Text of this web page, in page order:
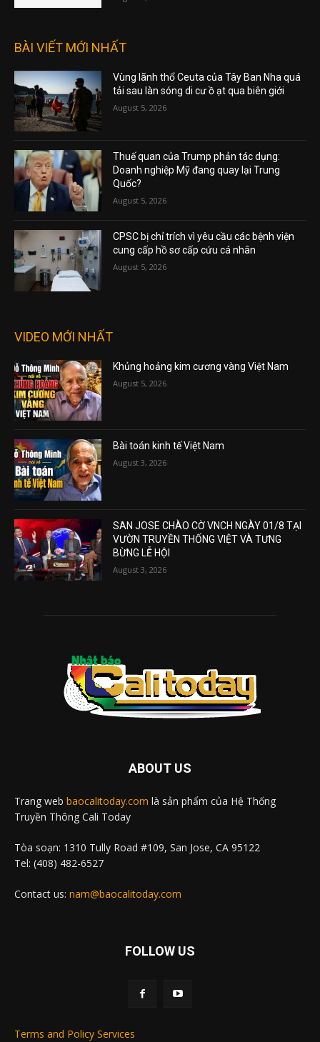
BÀI VIẾT MỚI NHẤT
Vùng lãnh thổ Ceuta của Tây Ban Nha quá
tải sau làn sóng di cư ồ ạt qua biên giới
August 5, 2026
Thuế quan của Trump phản tác dụng:
Doanh nghiệp Mỹ đang quay lại Trung
Quốc?
August 5, 2026
CPSC bị chỉ trích vì yêu cầu các bệnh viện
cung cấp hồ sơ cấp cứu cá nhân
August 5, 2026
VIDEO MỚI NHẤT
Khủng hoảng kim cương vàng Việt Nam
August 5, 2026
Bài toán kinh tế Việt Nam
August 3, 2026
SAN JOSE CHÀO CỜ VNCH NGÀY 01/8 TẠI
VƯỜN TRUYỀN THỐNG VIỆT VÀ TƯNG
BỪNG LỄ HỘI
August 3, 2026
ABOUT US
Trang web baocalitoday.com là sản phẩm của Hệ Thống
Truyền Thông Cali Today
Tòa soạn: 1310 Tully Road #109, San Jose, CA 95122
Tel: (408) 482-6527
Contact us: nam@baocalitoday.com
FOLLOW US
Terms and Policy Services